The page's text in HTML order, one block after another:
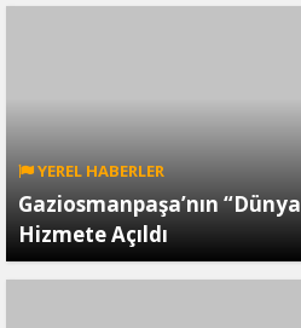
YEREL HABERLER
Gaziosmanpaşa’nın
Hizmete Açıldı